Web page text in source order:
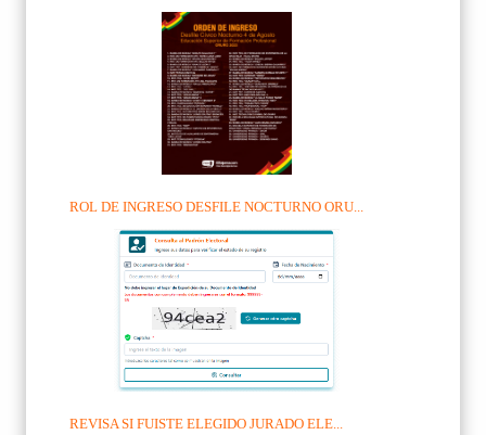
ROL DE INGRESO DESFILE NOCTURNO ORU...
REVISA SI FUISTE ELEGIDO JURADO ELE...